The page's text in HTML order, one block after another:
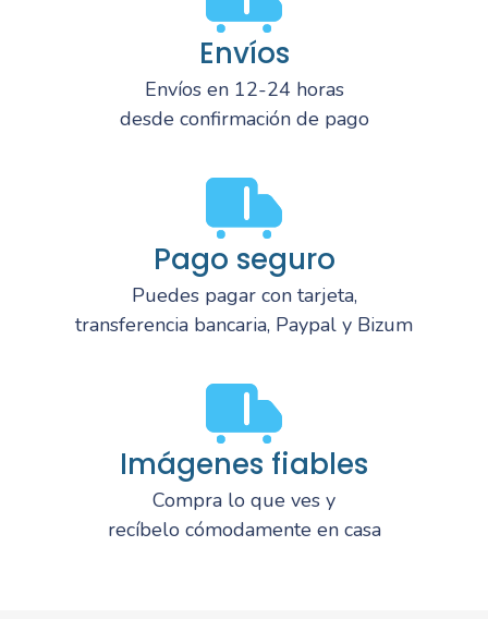
Envíos
Envíos en 12-24 horas
desde confirmación de pago
Pago seguro
Puedes pagar con tarjeta,
transferencia bancaria, Paypal y Bizum
Imágenes fiables
Compra lo que ves y
recíbelo cómodamente en casa